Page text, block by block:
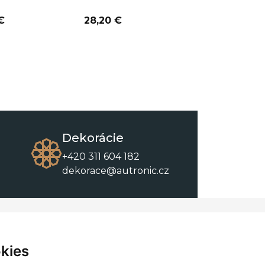
28,20 €
Dekorácie
+420 311 604 182
dekorace@autronic.cz
Kontakty